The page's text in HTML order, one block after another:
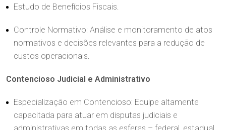
Estudo de Benefícios Fiscais.
Controle Normativo: Análise e monitoramento de atos
normativos e decisões relevantes para a redução de
custos operacionais.
Contencioso Judicial e Administrativo
Especialização em Contencioso: Equipe altamente
capacitada para atuar em disputas judiciais e